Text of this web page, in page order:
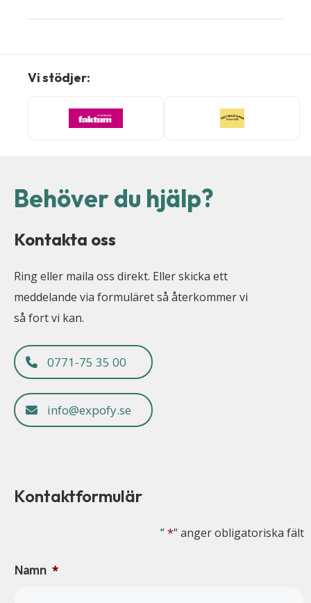
Vi stödjer:
Behöver du hjälp?
Kontakta oss
Ring eller maila oss direkt. Eller skicka ett
meddelande via formuläret så återkommer vi
så fort vi kan.
0771-75 35 00
info@expofy.se
Kontaktformulär
”*” anger obligatoriska fält
Namn *